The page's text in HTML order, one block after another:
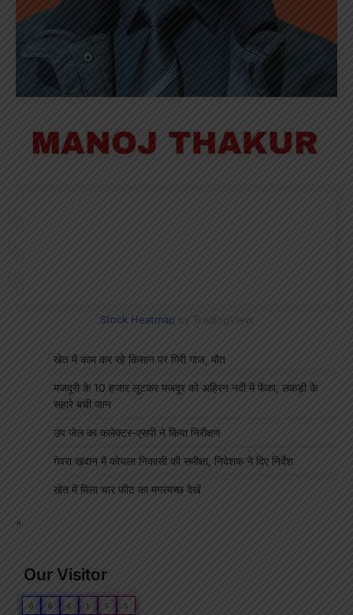
Stock Heatmap by TradingView
खेत में काम कर रहे किसान पर गिरी गाज, मौत
मजदूरी के 10 हजार लूटकर मजदूर को अहिरन नदी में फेंका, लकड़ी के
सहारे बची जान
उप जेल का कलेक्टर-एसपी ने किया निरीक्षण
गेवरा खदान में कोयला निकासी की समीक्षा, निदेशक ने दिए निर्देश
खेत में मिला चार फीट का मगरमच्छ देखें
"
Our Visitor
0 6 6 1 5 5